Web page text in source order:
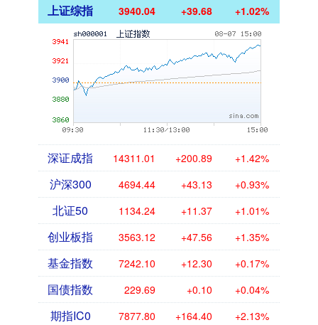
上证综指 3940.04 +39.68 +1.02%
深证成指 14311.01 +200.89 +1.42%
沪深300 4694.44 +43.13 +0.93%
北证50 1134.24 +11.37 +1.01%
创业板指 3563.12 +47.56 +1.35%
基金指数 7242.10 +12.30 +0.17%
国债指数 229.69 +0.10 +0.04%
期指IC0 7877.80 +164.40 +2.13%